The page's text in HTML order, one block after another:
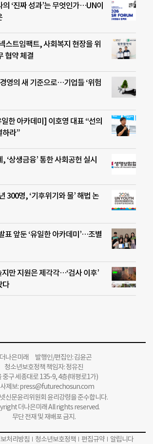
‘진짜 성과’는 무엇인가…UN이
스트임팩트, 사회복지 현장을 위
협약 체결
영의 새 기준으로…기업들 ‘위험
한 아카데미] 이호영 대표 “선의
하라”
‘상생금융’ 통한 사회공헌 실시
300명, ‘기후위기와 물’ 해법 논
표 앞둔 ‘유일한 아카데미’…조별
만 지원은 제각각…‘검사 이후’
다
나은미래 발행인/편집인: 김윤곤
청소년보호정책 책임자: 정유진
중구 세종대로 135-9, 4층(태평로1가)
제보:press@futurechosun.com
신문윤리위원회 윤리강령을 준수합니다.
더나은미래 All rights reserved.
무단 전재 및 재배포 금지.
처리방침 청소년보호정책 편집규약 알립니다